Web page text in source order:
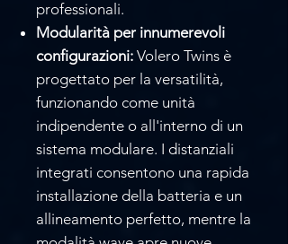
professionali.
Modularità per innumerevoli
configurazioni: Volero Twins è
progettato per la versatilità,
funzionando come unità
indipendente o all'interno di un
sistema modulare. I distanziali
integrati consentono una rapida
installazione della batteria e un
allineamento perfetto, mentre la